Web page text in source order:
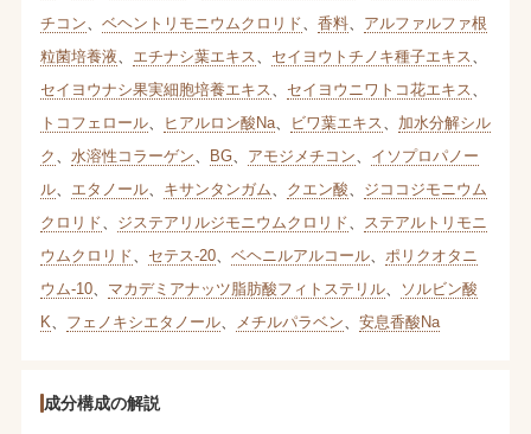
チコン
ベヘントリモニウムクロリド 香料、 アルファルファ根
粒菌培養液
エチナシ葉エキス セイヨウトチノキ種子エキス
セイヨウナシ果実細胞培養エキス
セイヨウニワトコ花エキス
トコフェロール、 ヒアルロン酸Na、 ビワ葉エキス
加水分解シル
ク
水溶性コラーゲン BG、 アモジメチコン
イソプロパノー
ル、 エタノール、 キサンタンガム クエン酸
ジココジモニウム
クロリド
ジステアリルジモニウムクロリド
ステアルトリモニ
ウムクロリド
セテス-20、 ベヘニルアルコール、 ポリクオタニ
ウム-10、 マカデミアナッツ脂肪酸フィトステリル、
ソルビン酸
K
フェノキシエタノール、 メチルパラベン 安息香酸Na
成分構成の解説